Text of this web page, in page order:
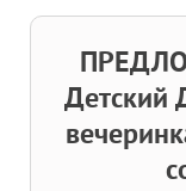
Детский